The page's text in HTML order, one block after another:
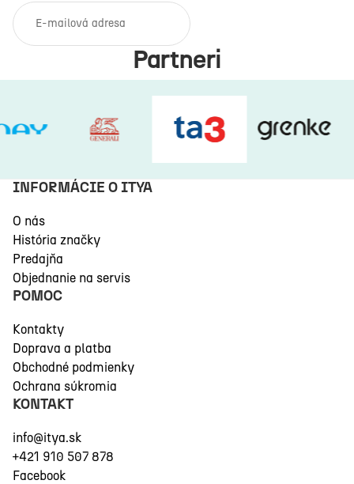
E-mail
Partneri
INFORMÁCIE O ITYA
O nás
História značky
Predajňa
Objednanie na servis
POMOC
Kontakty
Doprava a platba
Obchodné podmienky
Ochrana súkromia
KONTAKT
info@itya.sk
+421 910 507 878
Facebook